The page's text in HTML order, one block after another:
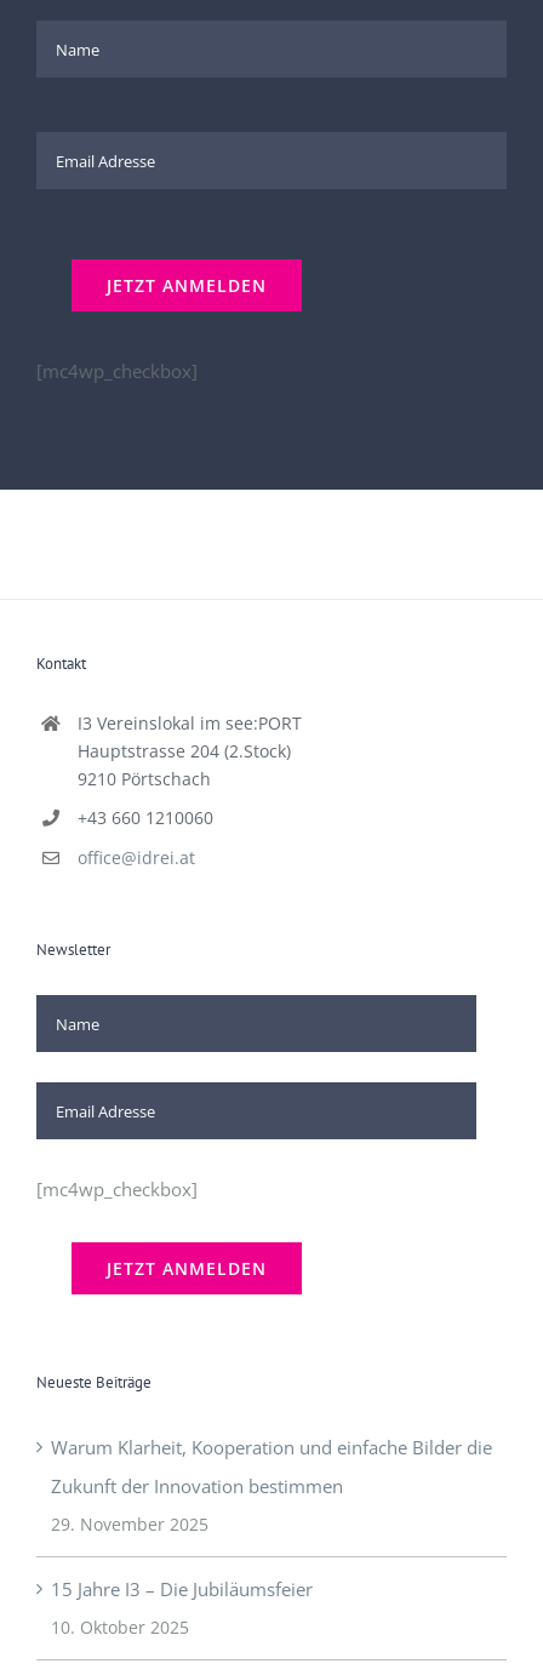
[mc4wp_checkbox]
Kontakt
I3 Vereinslokal im see:PORT
Hauptstrasse 204 (2.Stock)
9210 Pörtschach
+43 660 1210060
office@idrei.at
Newsletter
[mc4wp_checkbox]
Neueste Beiträge
Warum Klarheit, Kooperation und einfache Bilder die
Zukunft der Innovation bestimmen
29. November 2025
15 Jahre I3 – Die Jubiläumsfeier
10. Oktober 2025